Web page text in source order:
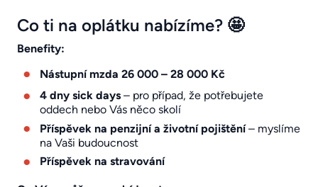
Co ti na oplátku nabízíme? 🤩
Benefity:
Nástupní mzda 26 000 – 28 000 Kč
4 dny sick days – pro případ, že potřebujete
oddech nebo Vás něco skolí
Příspěvek na penzijní a životní pojištění– myslíme
na Vaši budoucnost
Příspěvek na stravování